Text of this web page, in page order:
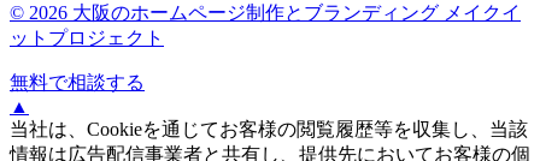
© 2026 大阪のホームページ制作とブランディング メイクイ
ットプロジェクト
無料で相談する
▲
当社は、Cookieを通じてお客様の閲覧履歴等を収集し、当該
情報は広告配信事業者と共有し、提供先においてお客様の個